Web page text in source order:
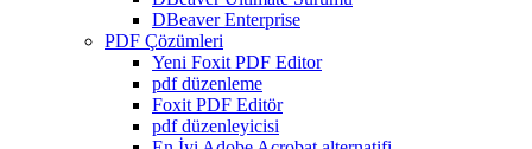
DBeaver Enterprise
PDF Çözümleri
Yeni Foxit PDF Editor
pdf düzenleme
Foxit PDF Editör
pdf düzenleyicisi